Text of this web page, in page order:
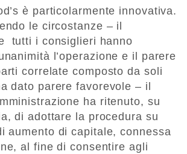
è particolarmente innovativa.
le circostanze – il
tutti i consiglieri hanno
l’operazione e il parere
correlate composto da soli
dato parere favorevole – il
ha ritenuto, su
di adottare la procedura su
aumento di capitale, connessa
al fine di consentire agli